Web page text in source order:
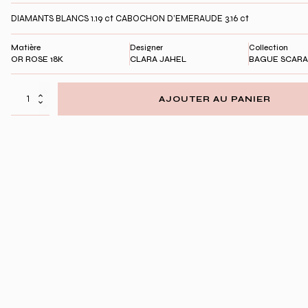
DIAMANTS BLANCS 1.19 ct CABOCHON D’EMERAUDE 3.16 ct
Matière
OR ROSE 18K
Designer
CLARA JAHEL
Collection
BAGUE
quantité
AJOUTER AU PANIER